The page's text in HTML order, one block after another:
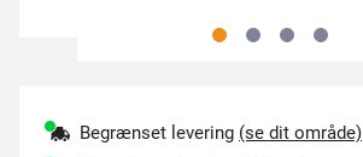
Begrænset levering (se dit område)